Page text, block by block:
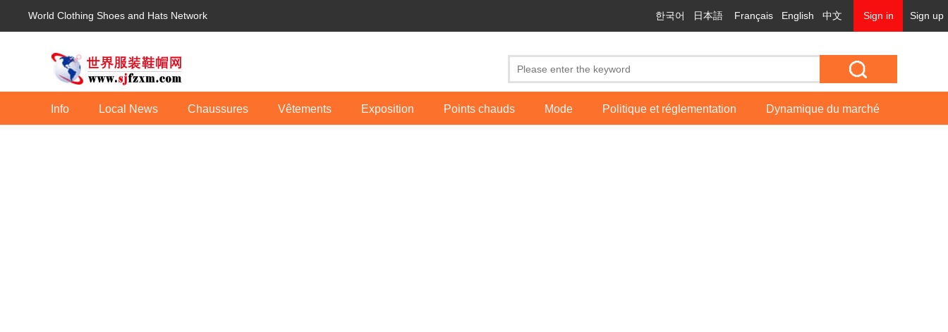
World Clothing Shoes and Hats Network Sign in Sign up
한국어 日本語 Français English 中文
Info Local News Chaussures Vêtements Exposition Points chauds Mode Politique et réglementation Dynamique du marché